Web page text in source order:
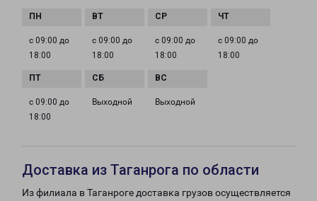
с 09:00 до
18:00
с 09:00 до
18:00
с 09:00 до
18:00
с 09:00 до
18:00
с 09:00 до
18:00
Выходной Выходной
Доставка из Таганрога по области
Из филиала в Таганроге доставка грузов осуществляется